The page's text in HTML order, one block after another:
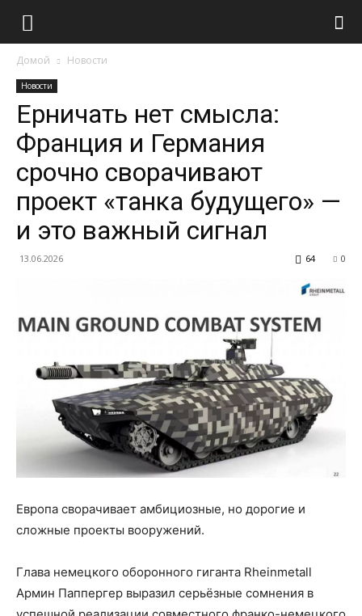
Домой Новости
Новости
Ерничать нет смысла:
Франция и Германия
срочно сворачивают
проект «танка будущего» —
и это важный сигнал
13.06.2026 0
64
Европа сворачивает амбициозные, но дорогие и
сложные проекты вооружений.
Глава немецкого оборонного гиганта Rheinmetall
Армин Паппергер выразил серьёзные сомнения в